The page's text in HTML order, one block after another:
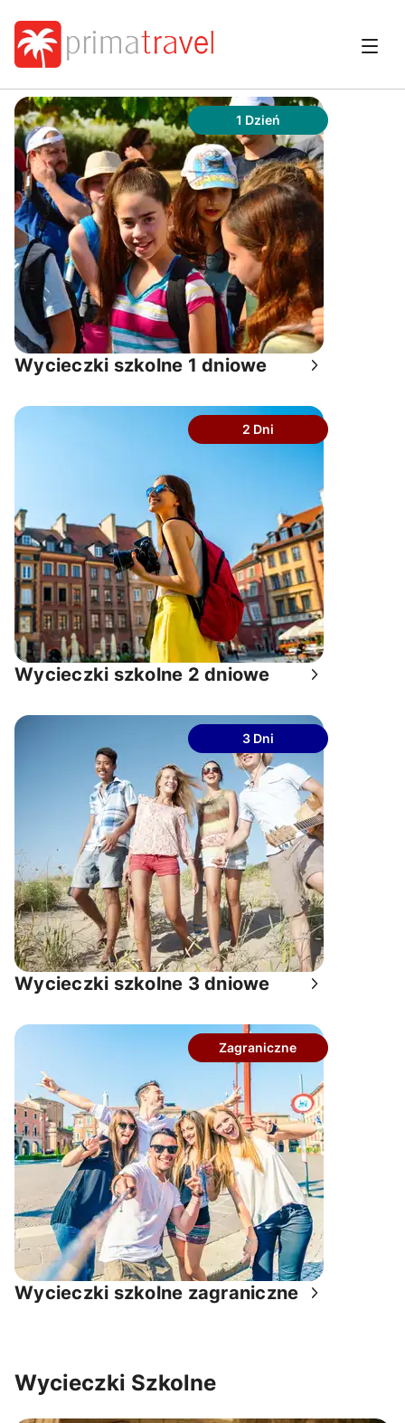
1 Dzień
wycieczki szkolne 1 dniowe
2 Dni
wycieczki szkolne 2 dniowe
3 Dni
wycieczki szkolne 3 dniowe
Zagraniczne
wycieczki szkolne zagraniczne
Wycieczki Szkolne